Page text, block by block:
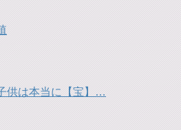
供は本当に【宝】…